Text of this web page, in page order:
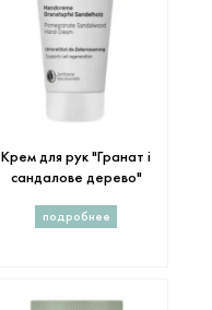
Крем для рук "Гранат і
сандалове дерево"
подробнее